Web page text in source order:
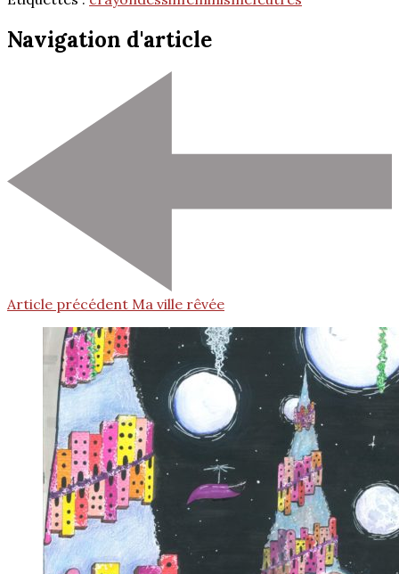
Navigation d'article
Article précédent Ma ville rêvée